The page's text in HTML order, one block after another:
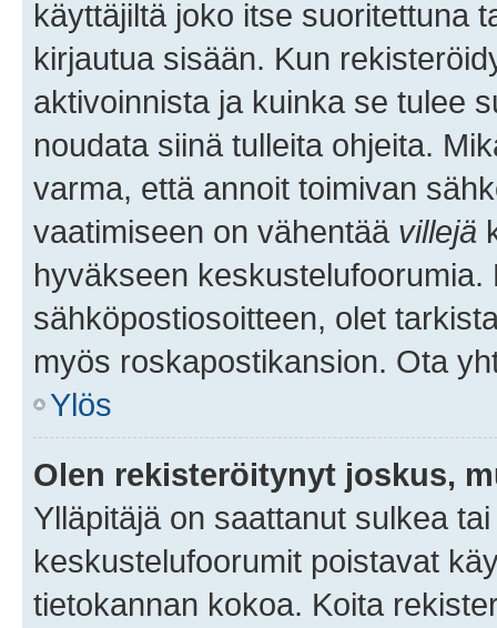
käyttäjiltä joko itse suoritettuna
kirjautua sisään. Kun
aktivoinnista ja kuinka se tulee
noudata siinä tulleita ohjeita.
varma, että annoit toimivan
vaatimiseen on vähentää villejä
hyväkseen
sähköpostiosoitteen, olet
myös roskapostikansion. Ota
Ylös
Olen rekisteröitynyt joskus,
Ylläpitäjä on saattanut sulkea
keskustelufoorumit poistavat
tietokannan kokoa. Koita